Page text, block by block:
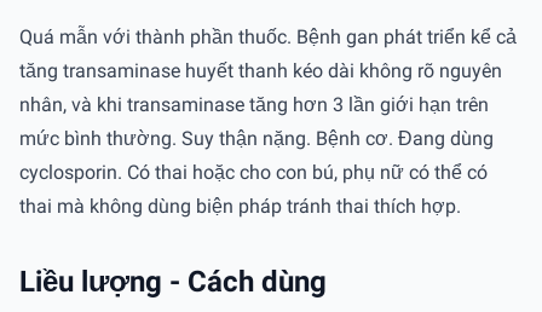
Quá mẫn với thành phần thuốc. Bệnh gan phát triển kể cả
tăng transaminase huyết thanh kéo dài không rõ nguyên
nhân, và khi transaminase tăng hơn 3 lần giới hạn trên
mức bình thường. Suy thận nặng. Bệnh cơ. Đang dùng
cyclosporin. Có thai hoặc cho con bú, phụ nữ có thể có
thai mà không dùng biện pháp tránh thai thích hợp.
Liều lượng - Cách dùng